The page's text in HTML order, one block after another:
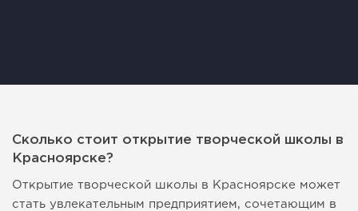
Сколько стоит открытие творческой школы в
Красноярске?
Открытие творческой школы в Красноярске может
стать увлекательным предприятием, сочетающим в